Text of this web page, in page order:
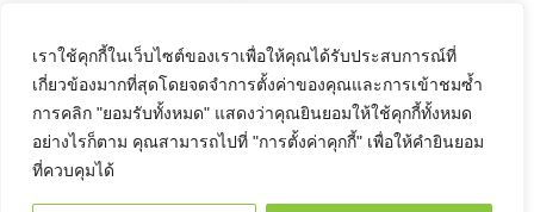
เราใช้คุกกี้ในเว็บไซต์ของเราเพื่อให้คุณได้รับประสบการณ์ที่
เกี่ยวข้องมากที่สุดโดยจดจำการตั้งค่าของคุณและการเข้าชมซ้ำ
การคลิก "ยอมรับทั้งหมด" แสดงว่าคุณยินยอมให้ใช้คุกกี้ทั้งหมด
อย่างไรก็ตาม คุณสามารถไปที่ "การตั้งค่าคุกกี้" เพื่อให้คำยินยอม
ที่ควบคุมได้
ติดต่อเราที่นี่ได้เลยค่ะ